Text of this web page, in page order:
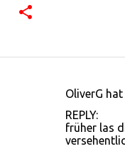
OliverG
REPLY:
früher las